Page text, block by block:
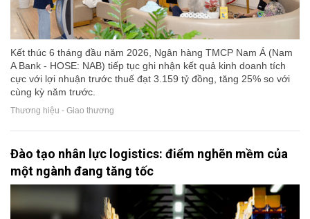
Kết thúc 6 tháng đầu năm 2026, Ngân hàng TMCP Nam Á (Nam
A Bank - HOSE: NAB) tiếp tục ghi nhận kết quả kinh doanh tích
cực với lợi nhuận trước thuế đạt 3.159 tỷ đồng, tăng 25% so với
cùng kỳ năm trước.
Thương hiệu - Giao thương
Đào tạo nhân lực logistics: điểm nghẽn mềm của
một ngành đang tăng tốc